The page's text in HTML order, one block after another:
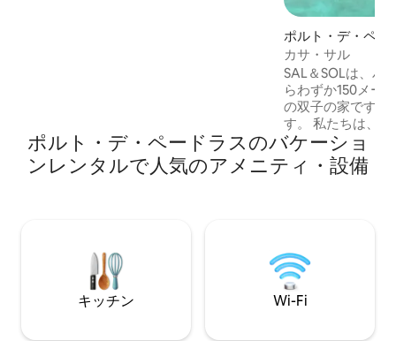
現在、オーナーが直接管理しています。
ポルト・デ・ペド
家
カサ・サル
SAL＆SOLは、パ
らわずか150メー
の双子の家です。
す。 私たちは、リラックスしてインスピ
レーションを得る
大限の注意を払っ
難所にするために建て
ります。 2023年5
手入れが行き届い
ポルト・デ・ペードラスのバケーショ
ンレンタルで人気のアメニティ・設備
キッチン Wi-Fi